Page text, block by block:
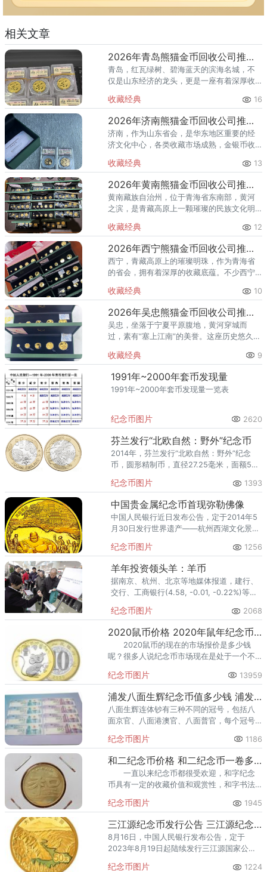
相关文章
2026年青岛熊猫金币回收公司推荐 专业回收熊猫金币渠道
青岛，红瓦绿树、碧海蓝天的滨海名城，不
仅是山东经济的龙头，更是一座有着深厚收
崂山，熊猫金币在青岛拥有广泛的收藏群
体。进入2026年，国际金价持
收藏经典 16
2026年济南熊猫金币回收公司推荐 熊猫金币回收电话
济南，作为山东省会，是华东地区重要的经
济文化中心，各类收藏市场成熟，金银币收
会城市，本地回收渠道众多，为何还需要专
门推荐回收渠道？本文将为您深
收藏经典 13
2026年黄南熊猫金币回收公司推荐：高原藏区藏友的变现指南
黄南藏族自治州，位于青海省东南部，黄河
之滨，是青藏高原上一颗璀璨的民族文化明
有着深厚的文化积淀和收藏传统。不少黄南
家庭中，都珍藏着不同年份的熊
收藏经典 12
2026年西宁熊猫金币回收公司推荐：不同类型金币该怎么出手？
西宁，青藏高原上的璀璨明珠，作为青海省
的省会，拥有着深厚的收藏底蕴。不少西宁
行购入，有的是亲友馈赠，还有的是从收藏
市场精心淘得。进入2026年
收藏经典 10
2026年吴忠熊猫金币回收公司推荐 吴忠本地正规渠道
吴忠，坐落于宁夏平原腹地，黄河穿城而
过，素有“塞上江南”的美誉。这座历史悠久、
藏文化。不少吴忠市民手中都持有不同年份
的熊猫金币，有的是早年从银
收藏经典 9
1991年~2000年套币发现量
1991年~2000年套币发现量一览表
纪念币图片 2620
芬兰发行“北欧自然：野外”纪念币
2014年，芬兰发行“北欧自然：野外”纪念
币，圆形精制币，直径27.25毫米，面额5欧
为芬兰法定货币。
纪念币图片 1393
中国贵金属纪念币首现弥勒佛像
中国人民银行近日发布公告，定于2014年5
月30日发行世界遗产——杭州西湖文化景观
金币3枚，银币5枚，均为中华人民共和国法
定货币。
纪念币图片 1256
羊年投资领头羊：羊币
据南京、杭州、北京等地媒体报道，建行、
交行、工商银行(4.58, -0.01, -0.22%)等银
念币。很多市民从银行的兑换窗口排队到门
外来，队伍排成“十八弯”。然而，在羊年普
通纪念币发布当日，《国际金融报》记者也
特意走访了上海几家国有银行支行，从相关
工作人员的口中了解到，上海市民购买羊年
贺岁普通纪念币的热情同样非常高涨。一位
不方便透露信息的建社银行支行工作人员对
《国际金融报》记者透露：“银行还没有开
门，那些老大爷、老太太们就来排队了。有
的连小板凳都带上，一看就是天没亮就来等
行(5.69, 0.01, 0.18%)网店门口，大家都是
赶早去排队等着。
纪念币图片 2068
2020鼠币价格 2020年鼠年纪念币升值
2020鼠币的现在的市场报价是多少钱
呢？很多人说纪念币市场现在是处于一个不
情况。那么发行的2020鼠年纪念币有收藏价
值吗？2020鼠币价格
纪念币图片 13959
浦发八面生辉纪念币值多少钱 浦发八面生辉纪念币价值
八面生辉连体钞有三种不同的冠号，包括八
面京官、八面港澳官、八面普官，每个冠号
套。而首都冠又是极其珍贵的，当然了，也
是独特的所以珍贵。
纪念币图片 1186
和二纪念币价格 和二纪念币一卷多少枚
一直以来纪念币都很受欢迎，和字纪念
币具有一定的收藏价值和观赏性，和字书法
种不同书法，一共计划发行五组。今天主要
来介绍下和二纪念币。纪念币第二组是隶
书“和”字，充分体现了中国文化的博大精深。
那么和二纪念币价格是多少呢？
纪念币图片 1945
三江源纪念币发行公告 三江源纪念币发行时间
8月16日，中国人民银行发布公告，定于
2023年8月19日起陆续发行三江源国家公
纪念币图片 1224